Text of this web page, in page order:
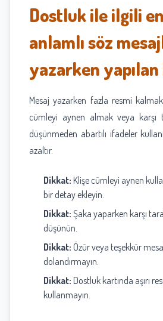
Dostluk ile ilgili
anlamlı söz
yazarken
Mesaj yazarken fazla resmi
cümleyi aynen almak veya karşı
düşünmeden abartılı ifadeler
azaltır.
Dikkat: Klişe cümleyi aynen
bir detay ekleyin.
Dikkat: Şaka yaparken karşı
düşünün.
Dikkat: Özür veya teşekkür
dolandırmayın.
Dikkat: Dostluk kartında aşırı
kullanmayın.